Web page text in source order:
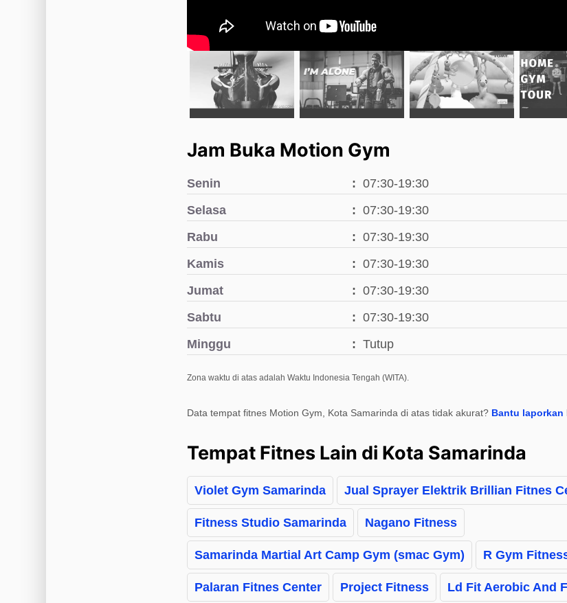
Jam Buka Motion Gym
Senin
07:30-19:30
Selasa
07:30-19:30
Rabu
07:30-19:30
Kamis
07:30-19:30
Jumat
07:30-19:30
Sabtu
07:30-19:30
Minggu
Tutup
Zona waktu di atas adalah Waktu Indonesia Tengah (WITA).
Data tempat fitnes Motion Gym, Kota Samarinda di atas tidak akurat? Bantu laporkan
Tempat Fitnes Lain di Kota Samarinda
Violet Gym Samarinda Jual Sprayer Elektrik Brillian Fitnes
Fitness Studio Samarinda Nagano Fitness
Samarinda Martial Art Camp Gym (smac Gym) R Gym
Palaran Fitnes Center Project Fitness Ld Fit Aerobic And